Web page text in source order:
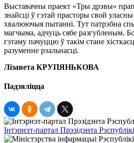
Выставачны праект «Тры дрэвы»
знайсці ў гэтай прасторы свой
хвалюючыя пытанні. Тут патрэбна
магчыма, адчуць сябе разгубленым.
гэтаму пачуццю ў такім стане
разуменне рэальнасці.
Лізавета КРУПЯНЬКОВА
Падзяліцца
Інтэрнэт-партал Прэзідэнта